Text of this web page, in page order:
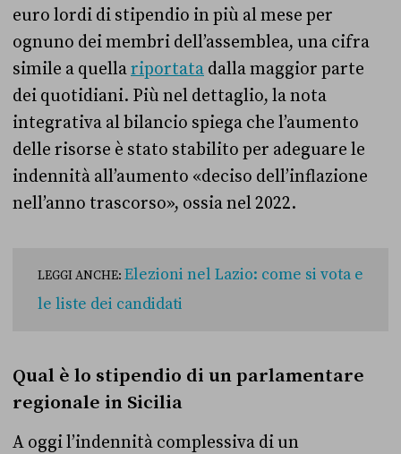
euro lordi di stipendio in più al mese per
ognuno dei membri dell’assemblea, una cifra
simile a quellariportata dalla maggior parte
dei quotidiani. Più nel dettaglio, la nota
integrativa al bilancio spiega che l’aumento
delle risorse è stato stabilito per adeguare le
indennità all’aumento «deciso dell’inflazione
nell’anno trascorso», ossia nel 2022.
LEGGI ANCHE: Elezioni nel Lazio: come si vota e
le liste dei candidati
Qual è lo stipendio di un parlamentare
regionale in Sicilia
A oggi l’indennità complessiva di un